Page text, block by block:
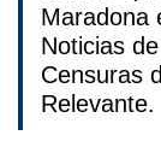
Maradona
Noticias
Censuras
Relevante.